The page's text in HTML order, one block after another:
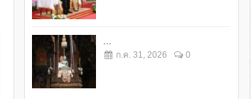
ก.ค. 31, 2026 0